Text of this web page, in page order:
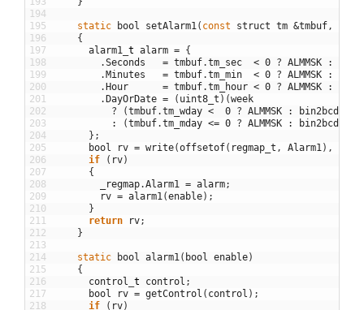
194
195
196
197
198
199
200
201
202
203
204
205
206
207
208
209
210
211
212
213
214
215
216
217
218
static bool setAlarm1 ( const struct tm &tmbuf ,
{
alarm1
t alarm = {
.Seconds = tmbuf.tm_sec < 0 ? ALMMSK :
.Minutes = tmbuf.tm_min < 0 ? ALMMSK :
.Hour = tmbuf.tm_hour < 0 ? ALMMSK :
.DayOrDate = ( uint8_t ) (week
?
(tmbuf.tm_wday < 0 ? ALMMSK : bin2bcd
:
(tmbuf.tm_mday <= 0 ? ALMMSK : bin2bcd
} ;
bool
rv = write(offsetof( regmap_t , Alarm1 ) ,
if
( rv)
{
_regmap.Alarm1 = alarm;
rv = alarm1 (enable) ;
}
return
rv;
}
static bool alarm1 ( bool enable)
{
control
t control ;
bool
rv = getControl ( control ) ;
if
( rv)